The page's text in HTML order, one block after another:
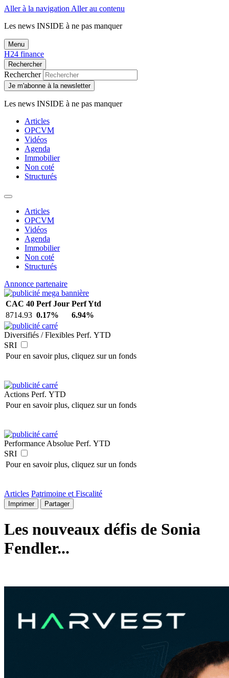
Aller à la navigation Aller au contenu
Les news INSIDE à ne pas manquer
Menu
H24 finance
Rechercher
Rechercher
Je m'abonne à la newsletter
Les news INSIDE à ne pas manquer
Articles
OPCVM
Vidéos
Agenda
Immobilier
Non coté
Structurés
Articles
OPCVM
Vidéos
Agenda
Immobilier
Non coté
Structurés
Annonce partenaire
CAC 40 Perf Jour Perf Ytd
8714.93 0.17% 6.94%
Diversifiés / Flexibles Perf. YTD
SRI
Pour en savoir plus, cliquez sur un fonds
Actions Perf. YTD
Pour en savoir plus, cliquez sur un fonds
Performance Absolue Perf. YTD
SRI
Pour en savoir plus, cliquez sur un fonds
Articles Patrimoine et Fiscalité
Imprimer Partager
Les nouveaux défis de Sonia
Fendler...